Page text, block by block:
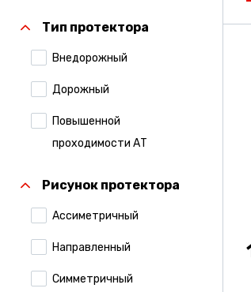
Тип протектора
Внедорожный
Дорожный
Повышенной
проходимости АТ
Рисунок протектора
Ассиметричный
Направленный
Симметричный